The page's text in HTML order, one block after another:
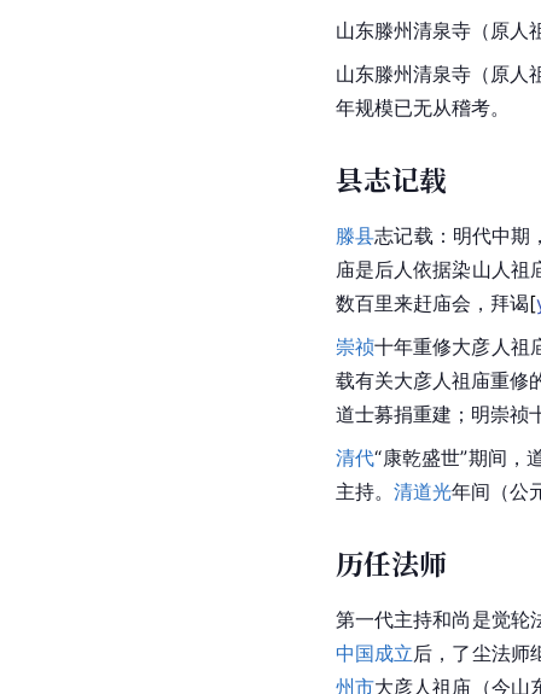
山东滕州清泉寺（原人
山东滕州清泉寺（原人
年规模已无从稽考。
县志记载
滕县志记载：明代中期
庙是后人依据染山人祖
数百里来赶庙会，拜谒[
崇祯十年重修大彦人祖
载有关大彦人祖庙重修
道士募捐重建；明崇祯
清代“康乾盛世”期间，
主持。 清道光年间 （
历任法师
第一代主持和尚是觉轮
中国成立后，了尘法师
州市大彦人祖庙（今山